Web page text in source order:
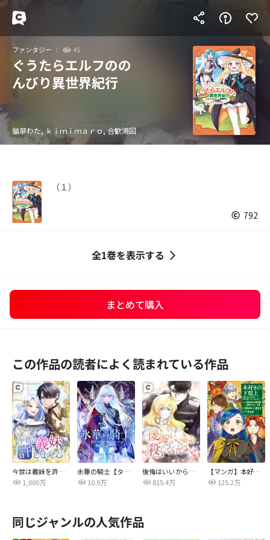
ファンタジー 45
ぐうたらエルフのの
んびり異世界紀行
猫草わた, ｋｉｍｉｍａｒｏ, 合歓鴻図
（１）
792
全1巻を表示する
まとめて購入
この作品の読者によく読まれている作品
今世は義妹を許しません
1,000万
氷華の騎士【タテヨミ】
10.9万
後悔はいいから殺してください
815.4万
【マンガ】本好きの下剋上 第四部
125.2万
同じジャンルの人気作品